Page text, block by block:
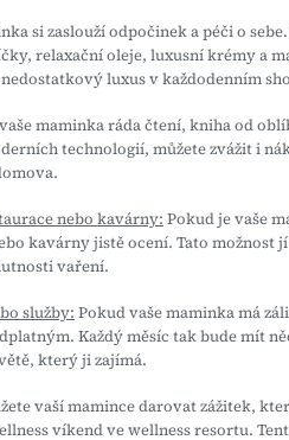
si zaslouží odpočinek a péči o
relaxační oleje, luxusní krémy a
nedostatkový luxus v každodenním
maminka ráda čtení, kniha od
technologií, můžete zvážit i
nebo kavárny: Pokud je vaše
kavárny jistě ocení. Tato možnost
vaření.
služby: Pokud vaše maminka má
Každý měsíc tak bude mít
který ji zajímá.
vaší mamince darovat zážitek,
víkend ve wellness resortu.